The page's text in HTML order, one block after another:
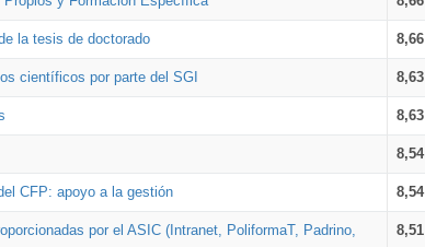
la tesis de doctorado 8,66
científicos por parte del SGI 8,63
8,63
8,54
CFP: apoyo a la gestión 8,54
por el ASIC (Intranet, PoliformaT, Padrino,
8,51